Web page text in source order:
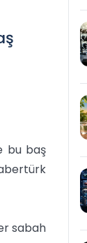
bu baş
sabah